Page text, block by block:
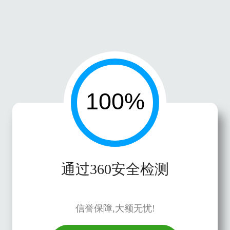
通过360安全检测
信誉保障,大额无忧!